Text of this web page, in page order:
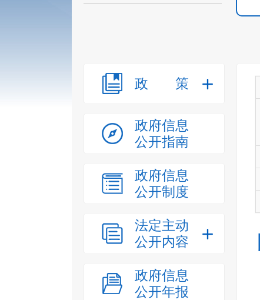
政策
政府信息
公开指南
政府信息
公开制度
法定主动
公开内容
政府信息
公开年报